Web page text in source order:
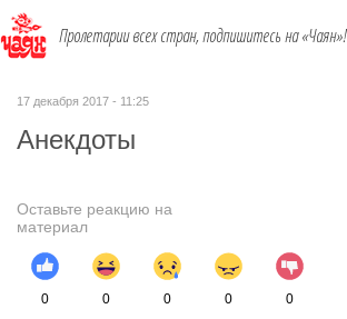
Пролетарии всех стран, подпишитесь на «Чаян»!
17 декабря 2017 - 11:25
Анекдоты
Оставьте реакцию на
материал
0 0 0 0 0